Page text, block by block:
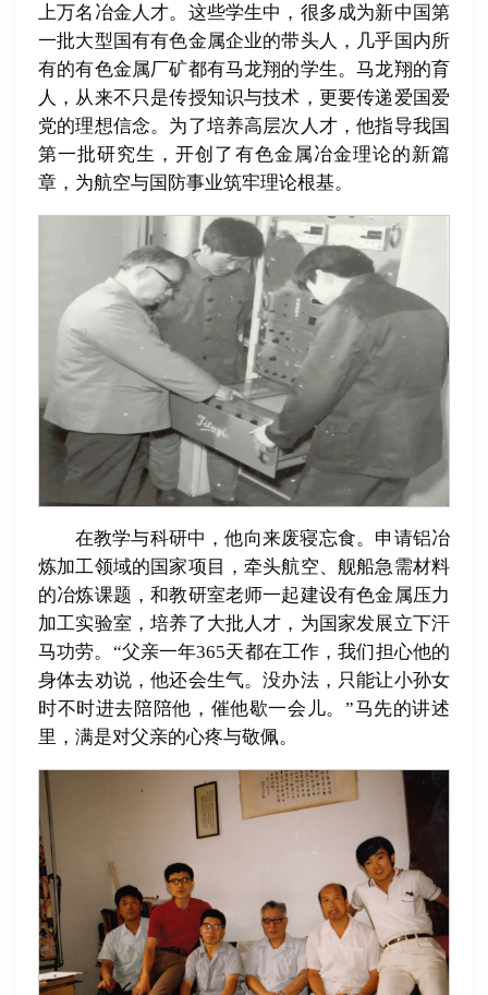
上万名冶金人才。这些学生中，很多成为新中国第
一批大型国有有色金属企业的带头人，几乎国内所
有的有色金属厂矿都有马龙翔的学生。马龙翔的育
人，从来不只是传授知识与技术，更要传递爱国爱
党的理想信念。为了培养高层次人才，他指导我国
第一批研究生，开创了有色金属冶金理论的新篇
章，为航空与国防事业筑牢理论根基。
在教学与科研中，他向来废寝忘食。申请铝冶
炼加工领域的国家项目，牵头航空、舰船急需材料
的冶炼课题，和教研室老师一起建设有色金属压力
加工实验室，培养了大批人才，为国家发展立下汗
马功劳。“父亲一年365天都在工作，我们担心他的
身体去劝说，他还会生气。没办法，只能让小孙女
时不时进去陪陪他，催他歇一会儿。”马先的讲述
里，满是对父亲的心疼与敬佩。